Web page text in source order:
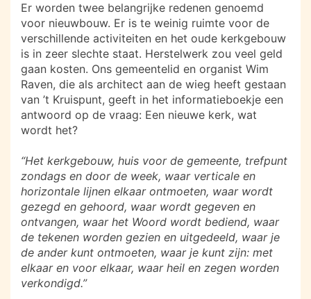
Er worden twee belangrijke redenen genoemd
voor nieuwbouw. Er is te weinig ruimte voor de
verschillende activiteiten en het oude kerkgebouw
is in zeer slechte staat. Herstelwerk zou veel geld
gaan kosten. Ons gemeentelid en organist Wim
Raven, die als architect aan de wieg heeft gestaan
van ’t Kruispunt, geeft in het informatieboekje een
antwoord op de vraag: Een nieuwe kerk, wat
wordt het?
“Het kerkgebouw, huis voor de gemeente, trefpunt
zondags en door de week, waar verticale en
horizontale lijnen elkaar ontmoeten, waar wordt
gezegd en gehoord, waar wordt gegeven en
ontvangen, waar het Woord wordt bediend, waar
de tekenen worden gezien en uitgedeeld, waar je
de ander kunt ontmoeten, waar je kunt zijn: met
elkaar en voor elkaar, waar heil en zegen worden
verkondigd.”